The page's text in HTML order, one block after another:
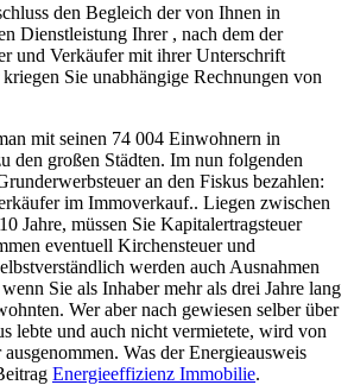
den Begleich der von Ihnen in
Dienstleistung Ihrer , nach dem der
und Verkäufer mit ihrer Unterschrift
Sie unabhängige Rechnungen von
mit seinen 74 004 Einwohnern in
den großen Städten. Im nun folgenden
an den Fiskus bezahlen:
im Immoverkauf.. Liegen zwischen
Jahre, müssen Sie Kapitalertragsteuer
eventuell Kirchensteuer und
werden auch Ausnahmen
Sie als Inhaber mehr als drei Jahre lang
Wer aber nach gewiesen selber über
lebte und auch nicht vermietete, wird von
Was der Energieausweis
Energieeffizienz Immobilie.